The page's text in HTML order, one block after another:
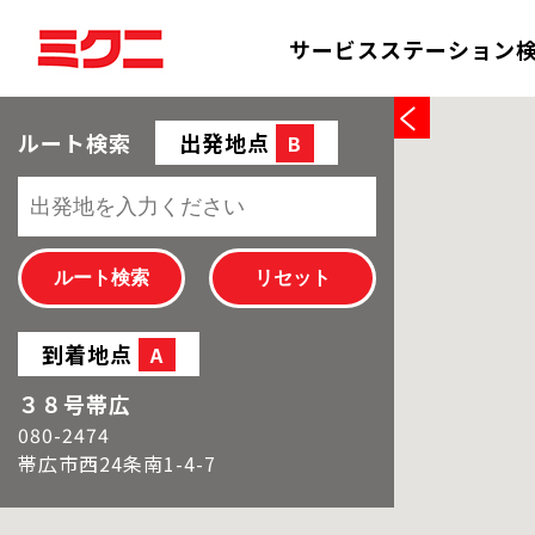
サービスステーション
ルート検索 出発地点 B
到着地点 A
３８号帯広
080-2474
帯広市西24条南1-4-7